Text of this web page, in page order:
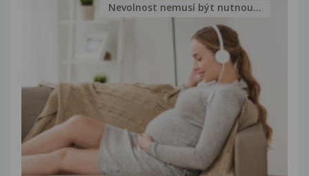
Nevolnost nemusí být nutnou...